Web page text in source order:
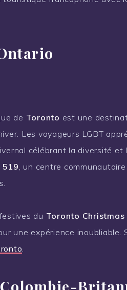
de Toronto est une
Les voyageurs LGBT
célébrant la diversité et
519 , un centre
du Toronto Christmas
une expérience inoubliable.